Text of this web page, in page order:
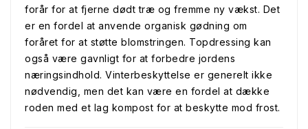
forår for at fjerne dødt træ og fremme ny vækst. Det
er en fordel at anvende organisk gødning om
foråret for at støtte blomstringen. Topdressing kan
også være gavnligt for at forbedre jordens
næringsindhold. Vinterbeskyttelse er generelt ikke
nødvendig, men det kan være en fordel at dække
roden med et lag kompost for at beskytte mod frost.